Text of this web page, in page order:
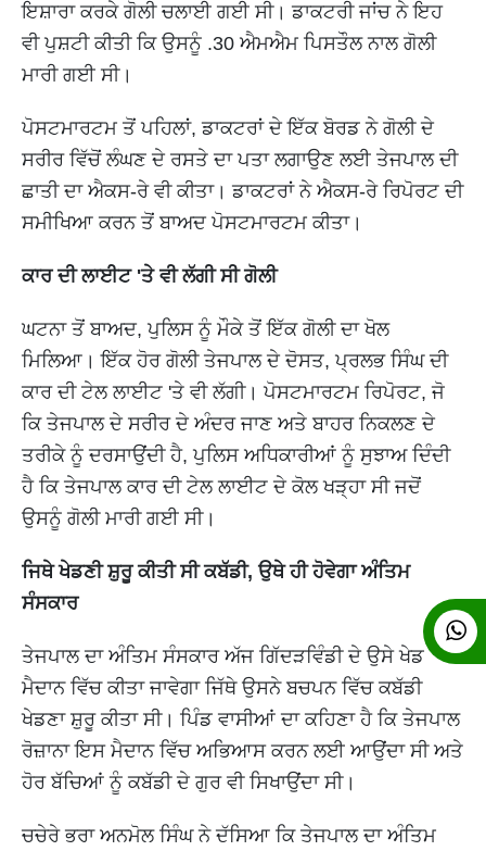
ਇਸ਼ਾਰਾ ਕਰਕੇ ਗੋਲੀ ਚਲਾਈ ਗਈ ਸੀ। ਡਾਕਟਰੀ ਜਾਂਚ ਨੇ ਇਹ
ਵੀ ਪੁਸ਼ਟੀ ਕੀਤੀ ਕਿ ਉਸਨੂੰ .30 ਐਮਐਮ ਪਿਸਤੌਲ ਨਾਲ ਗੋਲੀ
ਮਾਰੀ ਗਈ ਸੀ।
ਪੋਸਟਮਾਰਟਮ ਤੋਂ ਪਹਿਲਾਂ, ਡਾਕਟਰਾਂ ਦੇ ਇੱਕ ਬੋਰਡ ਨੇ ਗੋਲੀ ਦੇ
ਸਰੀਰ ਵਿੱਚੋਂ ਲੰਘਣ ਦੇ ਰਸਤੇ ਦਾ ਪਤਾ ਲਗਾਉਣ ਲਈ ਤੇਜਪਾਲ ਦੀ
ਛਾਤੀ ਦਾ ਐਕਸ-ਰੇ ਵੀ ਕੀਤਾ। ਡਾਕਟਰਾਂ ਨੇ ਐਕਸ-ਰੇ ਰਿਪੋਰਟ ਦੀ
ਸਮੀਖਿਆ ਕਰਨ ਤੋਂ ਬਾਅਦ ਪੋਸਟਮਾਰਟਮ ਕੀਤਾ।
ਕਾਰ ਦੀ ਲਾਈਟ 'ਤੇ ਵੀ ਲੱਗੀ ਸੀ ਗੋਲੀ
ਘਟਨਾ ਤੋਂ ਬਾਅਦ, ਪੁਲਿਸ ਨੂੰ ਮੌਕੇ ਤੋਂ ਇੱਕ ਗੋਲੀ ਦਾ ਖੋਲ
ਮਿਲਿਆ। ਇੱਕ ਹੋਰ ਗੋਲੀ ਤੇਜਪਾਲ ਦੇ ਦੋਸਤ, ਪ੍ਰਲਭ ਸਿੰਘ ਦੀ
ਕਾਰ ਦੀ ਟੇਲ ਲਾਈਟ 'ਤੇ ਵੀ ਲੱਗੀ। ਪੋਸਟਮਾਰਟਮ ਰਿਪੋਰਟ, ਜੋ
ਕਿ ਤੇਜਪਾਲ ਦੇ ਸਰੀਰ ਦੇ ਅੰਦਰ ਜਾਣ ਅਤੇ ਬਾਹਰ ਨਿਕਲਣ ਦੇ
ਤਰੀਕੇ ਨੂੰ ਦਰਸਾਉਂਦੀ ਹੈ, ਪੁਲਿਸ ਅਧਿਕਾਰੀਆਂ ਨੂੰ ਸੁਝਾਅ ਦਿੰਦੀ
ਹੈ ਕਿ ਤੇਜਪਾਲ ਕਾਰ ਦੀ ਟੇਲ ਲਾਈਟ ਦੇ ਕੋਲ ਖੜ੍ਹਾ ਸੀ ਜਦੋਂ
ਉਸਨੂੰ ਗੋਲੀ ਮਾਰੀ ਗਈ ਸੀ।
ਜਿਥੇ ਖੇਡਣੀ ਸ਼ੁਰੂ ਕੀਤੀ ਸੀ ਕਬੱਡੀ, ਉਥੇ ਹੀ ਹੋਵੇਗਾ ਅੰਤਿਮ
ਸੰਸਕਾਰ
ਤੇਜਪਾਲ ਦਾ ਅੰਤਿਮ ਸੰਸਕਾਰ ਅੱਜ ਗਿੱਦੜਵਿੰਡੀ ਦੇ ਉਸੇ ਖੇਡ
ਮੈਦਾਨ ਵਿੱਚ ਕੀਤਾ ਜਾਵੇਗਾ ਜਿੱਥੇ ਉਸਨੇ ਬਚਪਨ ਵਿੱਚ ਕਬੱਡੀ
ਖੇਡਣਾ ਸ਼ੁਰੂ ਕੀਤਾ ਸੀ। ਪਿੰਡ ਵਾਸੀਆਂ ਦਾ ਕਹਿਣਾ ਹੈ ਕਿ ਤੇਜਪਾਲ
ਰੋਜ਼ਾਨਾ ਇਸ ਮੈਦਾਨ ਵਿੱਚ ਅਭਿਆਸ ਕਰਨ ਲਈ ਆਉਂਦਾ ਸੀ ਅਤੇ
ਹੋਰ ਬੱਚਿਆਂ ਨੂੰ ਕਬੱਡੀ ਦੇ ਗੁਰ ਵੀ ਸਿਖਾਉਂਦਾ ਸੀ।
ਚਚੇਰੇ ਭਰਾ ਅਨਮੋਲ ਸਿੰਘ ਨੇ ਦੱਸਿਆ ਕਿ ਤੇਜਪਾਲ ਦਾ ਅੰਤਿਮ